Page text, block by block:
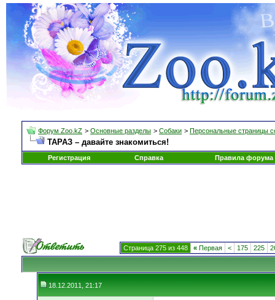
Форум Zoo.kZ > Основные разделы > Собаки > Персональные страницы
ТАРАЗ – давайте знакомиться!
Регистрация Справка Правила форума
Страница 275 из 448 « Первая < 175 225
18.12.2011, 21:17